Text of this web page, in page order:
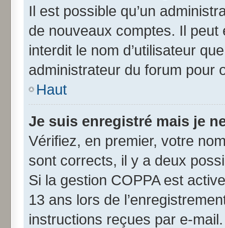
Il est possible qu’un
de nouveaux comptes. Il
interdit le nom d’utilisateur
administrateur du forum pour
Haut
Je suis enregistré mais je
Vérifiez, en premier, votre
sont corrects, il y a deux
Si la gestion COPPA est
13 ans lors de
instructions reçues par e-